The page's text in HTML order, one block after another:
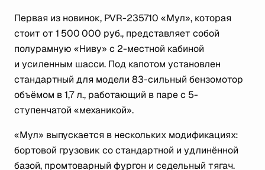
Первая из новинок, PVR-235710 «Мул», которая
стоит от 1 500 000 руб., представляет собой
полурамную «Ниву» с 2-местной кабиной
и усиленным шасси. Под капотом установлен
стандартный для модели 83-сильный бензомотор
объёмом в 1,7 л., работающий в паре с 5-
ступенчатой «механикой».
«Мул» выпускается в нескольких модификациях:
бортовой грузовик со стандартной и удлинённой
базой, промтоварный фургон и седельный тягач.